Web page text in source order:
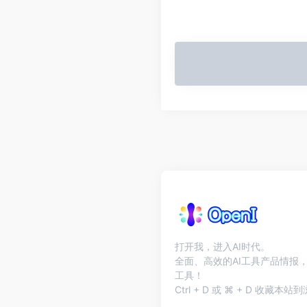
打开我，进入AI时代。
全面、高效的AI工具产品情报
工具！
Ctrl + D 或 ⌘ + D 收藏本站到